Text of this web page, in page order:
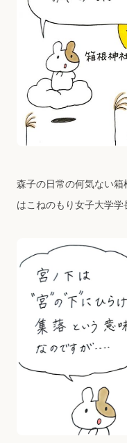
森子の日常の何気ない箱
はこねのもり女子大学学